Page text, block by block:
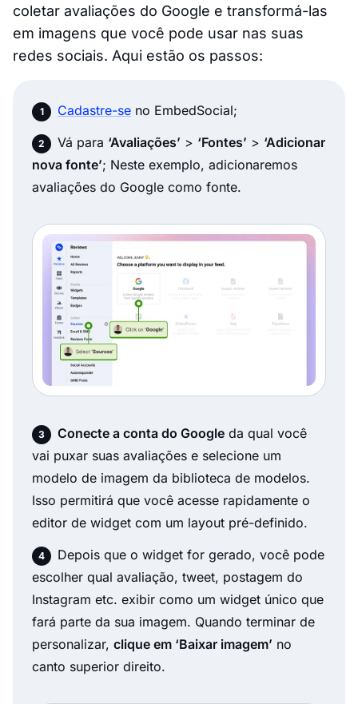
coletar avaliações do Google e transformá-las
em imagens que você pode usar nas suas
redes sociais. Aqui estão os passos:
Cadastre-se no EmbedSocial;
Vá para ‘Avaliações’ > ‘Fontes’ > ‘Adicionar
nova fonte’; Neste exemplo, adicionaremos
avaliações do Google como fonte.
Conecte a conta do Google da qual você
vai puxar suas avaliações e selecione um
modelo de imagem da biblioteca de modelos.
Isso permitirá que você acesse rapidamente o
editor de widget com um layout pré-definido.
Depois que o widget for gerado, você pode
escolher qual avaliação, tweet, postagem do
Instagram etc. exibir como um widget único que
fará parte da sua imagem. Quando terminar de
personalizar, clique em ‘Baixar imagem’ no
canto superior direito.